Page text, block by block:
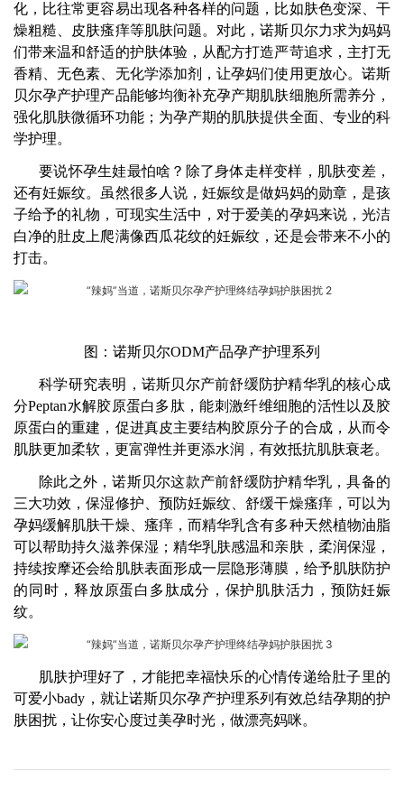
化，比往常更容易出现各种各样的问题，比如肤色变深、干
燥粗糙、皮肤瘙痒等肌肤问题。对此，诺斯贝尔力求为妈妈
们带来温和舒适的护肤体验，从配方打造严苛追求，主打无
香精、无色素、无化学添加剂，让孕妈们使用更放心。诺斯
贝尔孕产护理产品能够均衡补充孕产期肌肤细胞所需养分，
强化肌肤微循环功能；为孕产期的肌肤提供全面、专业的科
学护理。
要说怀孕生娃最怕啥？除了身体走样变样，肌肤变差，
还有妊娠纹。虽然很多人说，妊娠纹是做妈妈的勋章，是孩
子给予的礼物，可现实生活中，对于爱美的孕妈来说，光洁
白净的肚皮上爬满像西瓜花纹的妊娠纹，还是会带来不小的
打击。
图：诺斯贝尔ODM产品孕产护理系列
科学研究表明，诺斯贝尔产前舒缓防护精华乳的核心成
分Peptan水解胶原蛋白多肽，能刺激纤维细胞的活性以及胶
原蛋白的重建，促进真皮主要结构胶原分子的合成，从而令
肌肤更加柔软，更富弹性并更添水润，有效抵抗肌肤衰老。
除此之外，诺斯贝尔这款产前舒缓防护精华乳，具备的
三大功效，保湿修护、预防妊娠纹、舒缓干燥瘙痒，可以为
孕妈缓解肌肤干燥、瘙痒，而精华乳含有多种天然植物油脂
可以帮助持久滋养保湿；精华乳肤感温和亲肤，柔润保湿，
持续按摩还会给肌肤表面形成一层隐形薄膜，给予肌肤防护
的同时，释放原蛋白多肽成分，保护肌肤活力，预防妊娠
纹。
肌肤护理好了，才能把幸福快乐的心情传递给肚子里的
可爱小bady，就让诺斯贝尔孕产护理系列有效总结孕期的护
肤困扰，让你安心度过美孕时光，做漂亮妈咪。